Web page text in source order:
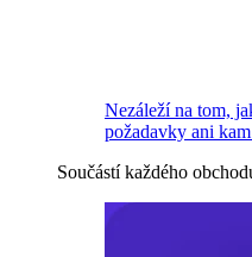
Nezáleží na tom,
požadavky ani
Součástí každého